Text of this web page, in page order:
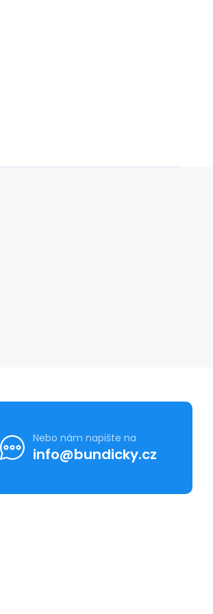
Nebo nám napište na
info@bundicky.cz